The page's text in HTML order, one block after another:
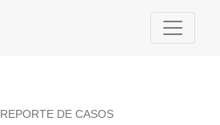
REPORTE DE CASOS